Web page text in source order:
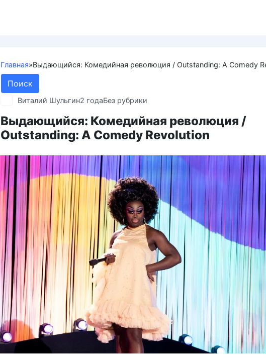
Главная»Выдающийся: Комедийная революция / Outstanding: A Comedy
Виталий Шульгин2 годаБез рубрики
Выдающийся: Комедийная революция /
Outstanding: A Comedy Revolution
Поиск